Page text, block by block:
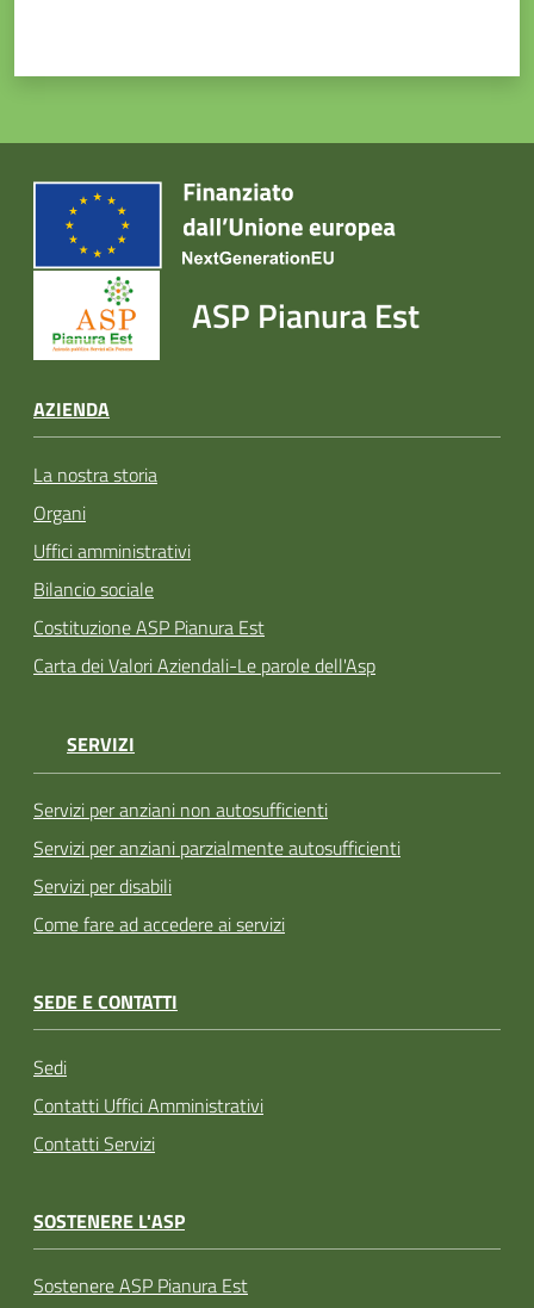
ASP Pianura Est
AZIENDA
La nostra storia
Organi
Uffici amministrativi
Bilancio sociale
Costituzione ASP Pianura Est
Carta dei Valori Aziendali-Le parole dell'Asp
SERVIZI
Servizi per anziani non autosufficienti
Servizi per anziani parzialmente autosufficienti
Servizi per disabili
Come fare ad accedere ai servizi
SEDE E CONTATTI
Sedi
Contatti Uffici Amministrativi
Contatti Servizi
SOSTENERE L'ASP
Sostenere ASP Pianura Est